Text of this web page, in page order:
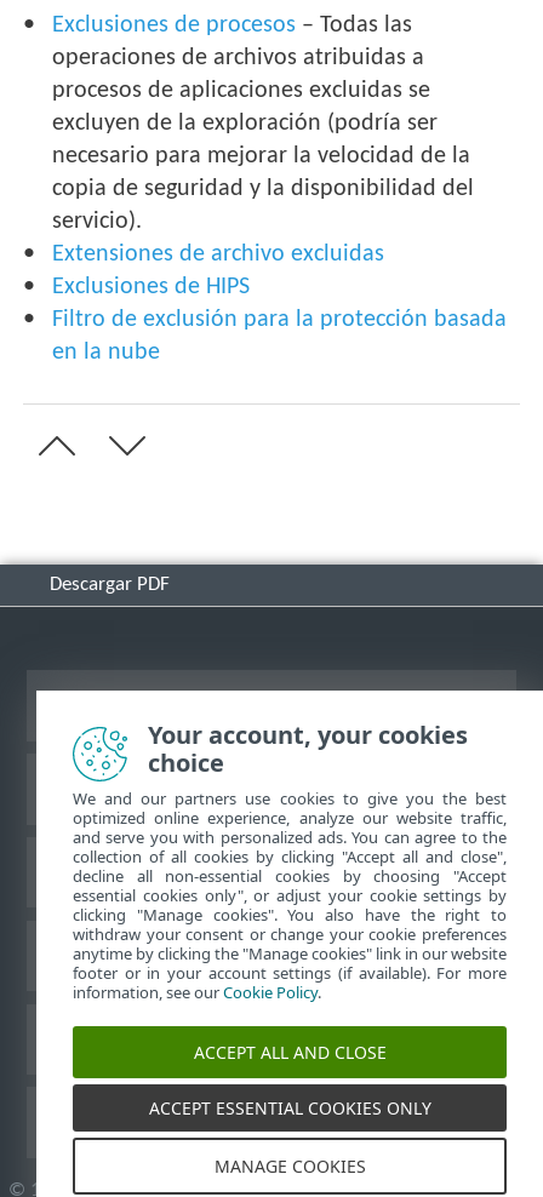
Exclusiones de procesos – Todas las
operaciones de archivos atribuidas a
procesos de aplicaciones excluidas se
excluyen de la exploración (podría ser
necesario para mejorar la velocidad de la
copia de seguridad y la disponibilidad del
servicio).
Extensiones de archivo excluidas
Exclusiones de HIPS
Filtro de exclusión para la protección basada
en la nube
Descargar PDF
Base de conocimiento de ESET
Foro de ESET
Soporte regional
Guías para el usuario ESET
© 1992-2026ESET, spol. s r.o. - Todos los derechos reservados.
Your account, your cookies
choice
We and our partners use cookies to give you the best
optimized online experience, analyze our website traffic,
and serve you with personalized ads. You can agree to the
collection of all cookies by clicking "Accept all and close",
decline all non-essential cookies by choosing "Accept
essential cookies only", or adjust your cookie settings by
clicking "Manage cookies". You also have the right to
withdraw your consent or change your cookie preferences
anytime by clicking the "Manage cookies" link in our website
footer or in your account settings (if available). For more
information, see ourCookie Policy.
ACCEPT ALL AND CLOSE
ACCEPT ESSENTIAL COOKIES ONLY
MANAGE COOKIES